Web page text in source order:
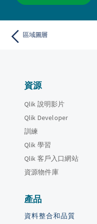
區域圖層
資源
Qlik 說明影片
Qlik Developer
訓練
Qlik 學習
Qlik 客戶入口網站
資源物件庫
產品
資料整合和品質